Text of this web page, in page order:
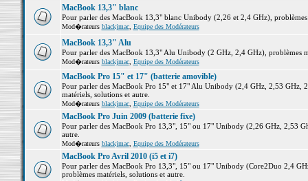
MacBook 13,3" blanc
Pour parler des MacBook 13,3" blanc Unibody (2,26 et 2,4 GHz),
Mod�rateurs blackjmac, Equipe des Modérateurs
MacBook 13,3" Alu
Pour parler des MacBook 13,3" Alu Unibody (2 GHz, 2,4 GHz), problèmes
Mod�rateurs blackjmac, Equipe des Modérateurs
MacBook Pro 15" et 17" (batterie amovible)
Pour parler des MacBook Pro 15" et 17" Alu Unibody (2,4 GHz, 2,53 GHz,
matériels, solutions et autre.
Mod�rateurs blackjmac, Equipe des Modérateurs
MacBook Pro Juin 2009 (batterie fixe)
Pour parler des MacBook Pro 13,3", 15" ou 17" Unibody (2,26 GHz, 2,53
autre.
Mod�rateurs blackjmac, Equipe des Modérateurs
MacBook Pro Avril 2010 (i5 et i7)
Pour parler des MacBook Pro 13,3", 15" ou 17" Unibody (Core2Duo 2,4
problèmes matériels, solutions et autre.